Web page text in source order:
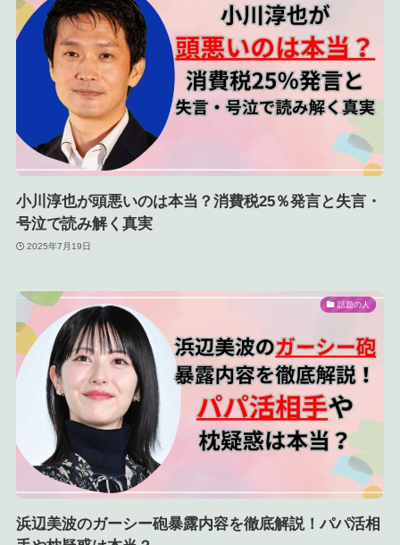
小川淳也が頭悪いのは本当？消費税25％発言と失言・
号泣で読み解く真実
2025年7月19日
話題の人
浜辺美波のガーシー砲暴露内容を徹底解説！パパ活相